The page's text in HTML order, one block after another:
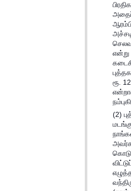
என்று
ரூ.
(2)